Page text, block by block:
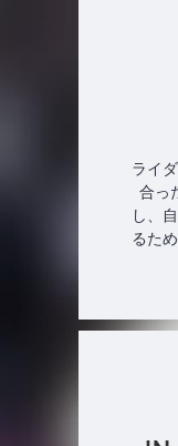
ライ
合っ
し、
るた